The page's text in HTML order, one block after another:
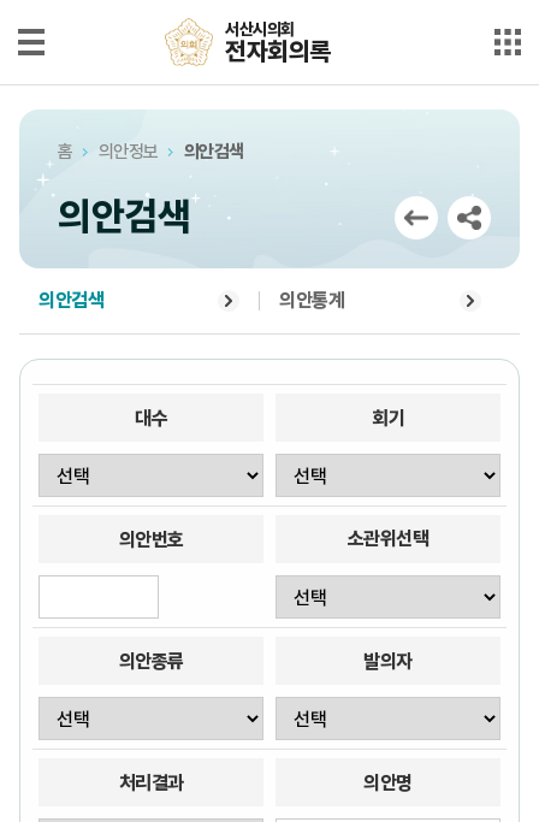
서산시의회
전자회의록
최근회의록
단순검색
상세검색
부록검색
의안정보
서산시의회
전자회의록
홈 의안정보 의안검색
의안검색
의안검색 의안통계
대수 회기
의안번호 소관위선택
의안종류 발의자
처리결과 의안명